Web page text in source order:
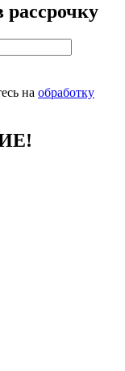
рассрочку
на обработку